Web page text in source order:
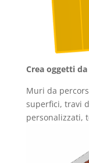
Crea oggetti
Muri da
superfici, travi
personalizzati,